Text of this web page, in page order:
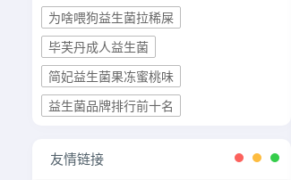
为啥喂狗益生菌拉稀屎
毕芙丹成人益生菌
简妃益生菌果冻蜜桃味
益生菌品牌排行前十名
友情链接